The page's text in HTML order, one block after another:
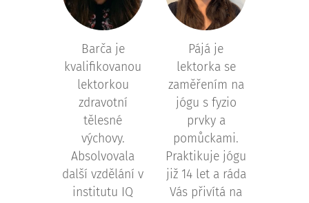
Barča je
kvalifikovanou
lektorkou
zdravotní
tělesné
výchovy.
Absolvovala
další vzdělání v
institutu IQ
Pájá je
lektorka se
zaměřením na
jógu s fyzio
prvky a
pomůckami.
Praktikuje jógu
již 14 let a ráda
Vás přivítá na